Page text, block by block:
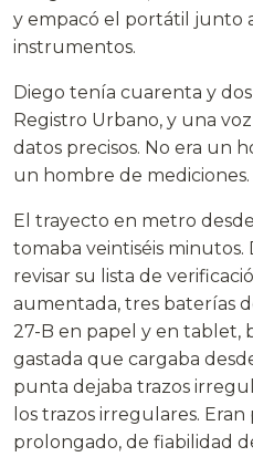
y empacó el portátil junto
instrumentos.
Diego tenía cuarenta y
Registro Urbano, y una
datos precisos. No era un
un hombre de mediciones.
El trayecto en metro
tomaba veintiséis minutos.
revisar su lista de
aumentada, tres baterías
27-B en papel y en tablet,
gastada que cargaba
punta dejaba trazos
los trazos irregulares.
prolongado, de fiabilidad